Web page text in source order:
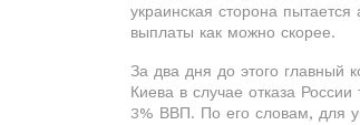
украинская сторона
выплаты как можно скорее.
За два дня до этого главный
Киева в случае отказа
3% ВВП. По его словам, для